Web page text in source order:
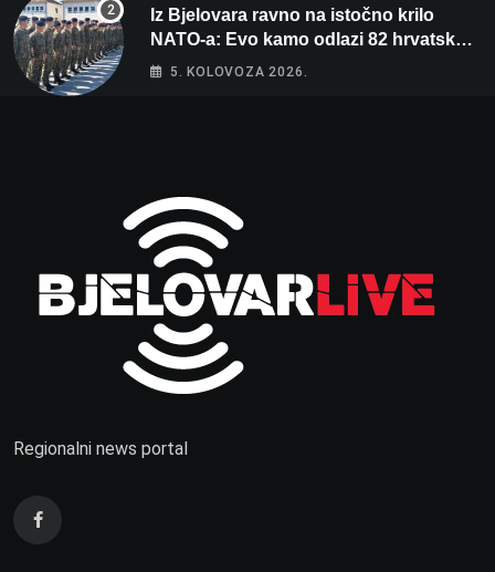
Iz Bjelovara ravno na istočno krilo
NATO-a: Evo kamo odlazi 82 hrvatska
vojnika i 6 vojnikinja
5. KOLOVOZA 2026.
Regionalni news portal